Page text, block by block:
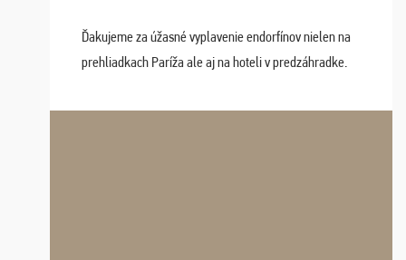
Ďakujeme za úžasné vyplavenie endorfínov nielen na
prehliadkach Paríža ale aj na hoteli v predzáhradke.
spomínať a zväžujeme repete budúci rok : ...